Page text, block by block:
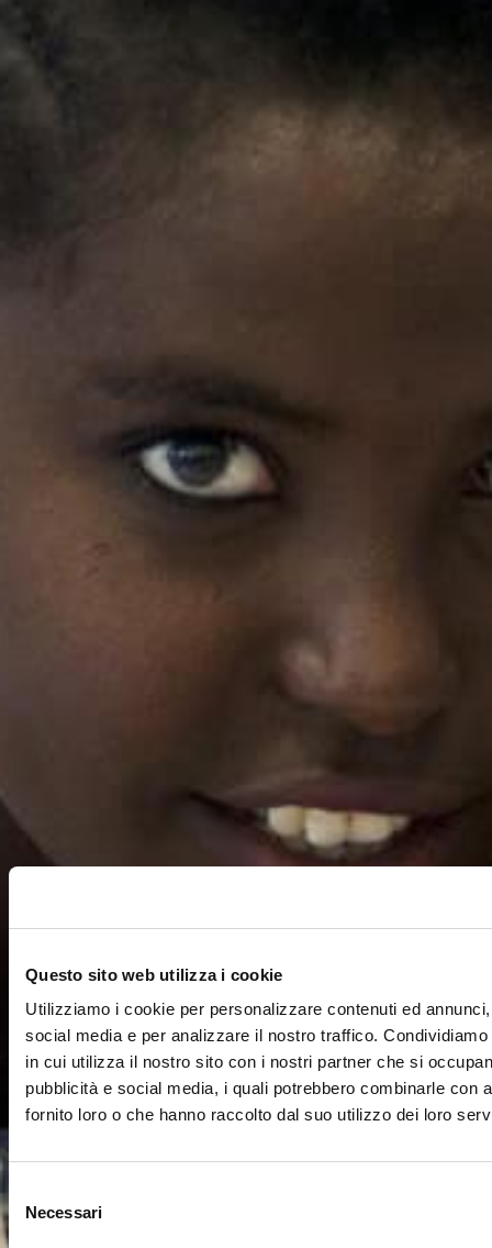
Questo sito web utilizza i cookie
Utilizziamo i cookie per personalizzare contenuti ed
social media e per analizzare il nostro traffico.
in cui utilizza il nostro sito con i nostri partner che si
pubblicità e social media, i quali potrebbero combinarle con
fornito loro o che hanno raccolto dal suo utilizzo dei loro
del
consenso
Necessari